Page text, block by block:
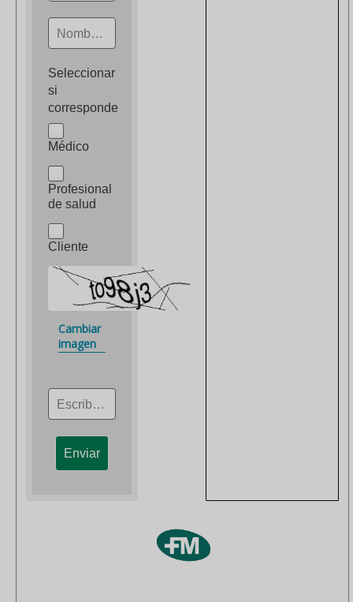
Nombre y Apellido
Seleccionar
si
corresponde
Médico
Profesional
de salud
Cliente
Cambiar
imagen
Escribe el código